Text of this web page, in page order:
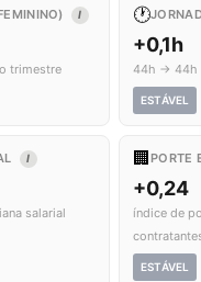
I
trimestre
🕐
+0,1h
44h → 44h
ESTÁVEL
I
salarial
🏢 PORTE
+0,24
índice de
ESTÁVEL